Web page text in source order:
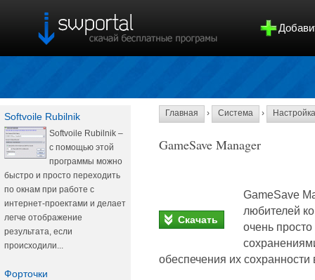
Softvoile Rubilnik
Softvoile Rubilnik –
с помощью этой
программы можно
быстро и просто переходить
по окнам при работе с
интернет-проектами и делает
легче отображение
результата, если
происходили...
Форточки
Главная › Система › Настройка
GameSave Manager
Скачать
GameSave
любителей
очень
обеспечения их